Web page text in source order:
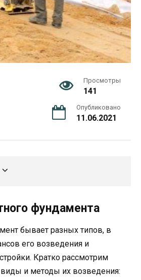
Просмотры
141
Опубликовано
11.06.2021
фундамента
бывает разных типов, в
его возведения и
Кратко рассмотрим
и методы их возведения: